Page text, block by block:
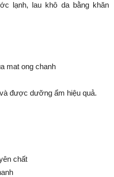
lạnh, lau khô da bằng khăn
được dưỡng ẩm hiệu quả.
chất